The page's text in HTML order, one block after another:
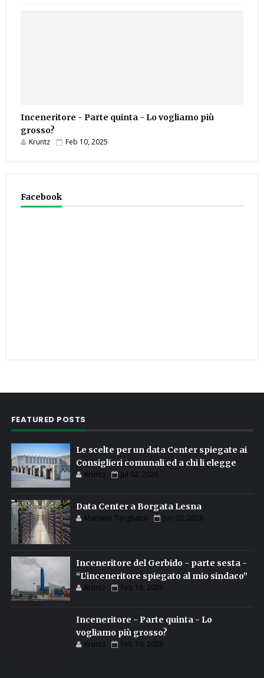
Inceneritore - Parte quinta - Lo vogliamo più
grosso?
Kruntz Feb 10, 2025
Facebook
FEATURED POSTS
Le scelte per un data Center spiegate ai
Consiglieri comunali ed a chi li elegge
Kruntz Jul 02, 2026
Data Center a Borgata Lesna
Mariano Turigliatto Jun 30, 2026
Inceneritore del Gerbido - parte sesta -
“L’inceneritore spiegato al mio sindaco”
Kruntz Feb 16, 2025
Inceneritore - Parte quinta - Lo
vogliamo più grosso?
Kruntz Feb 10, 2025